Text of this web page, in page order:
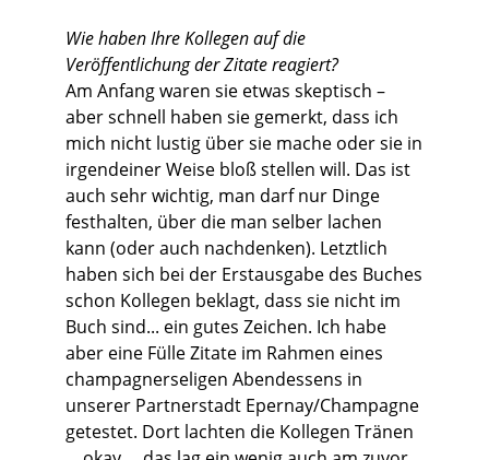
Wie haben Ihre Kollegen auf die
Veröffentlichung der Zitate reagiert?
Am Anfang waren sie etwas skeptisch –
aber schnell haben sie gemerkt, dass ich
mich nicht lustig über sie mache oder sie in
irgendeiner Weise bloß stellen will. Das ist
auch sehr wichtig, man darf nur Dinge
festhalten, über die man selber lachen
kann (oder auch nachdenken). Letztlich
haben sich bei der Erstausgabe des Buches
schon Kollegen beklagt, dass sie nicht im
Buch sind... ein gutes Zeichen. Ich habe
aber eine Fülle Zitate im Rahmen eines
champagnerseligen Abendessens in
unserer Partnerstadt Epernay/Champagne
getestet. Dort lachten die Kollegen Tränen